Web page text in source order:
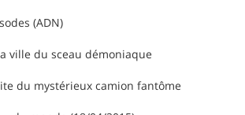
(ADN)
ville du sceau démoniaque
du mystérieux camion fantôme